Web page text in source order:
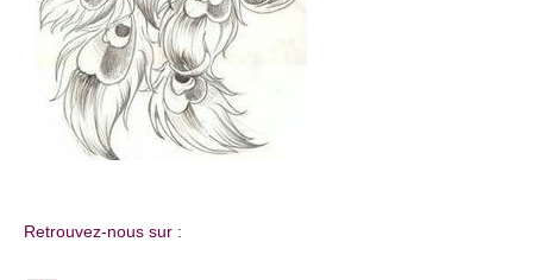
Retrouvez-nous sur :